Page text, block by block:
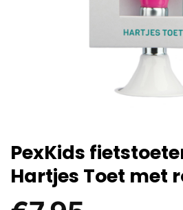
PexKids
Hartjes Toet met